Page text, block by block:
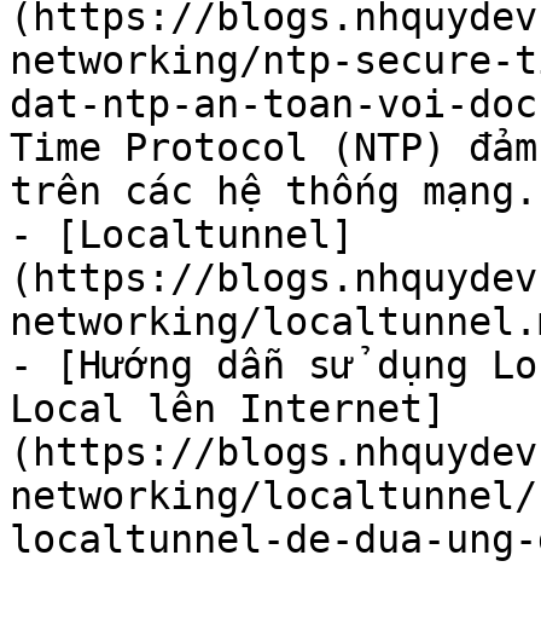
(https://
networking/ntp-secure-
dat-ntp-an-toan-voi-
Time Protocol (NTP)
trên các hệ thống mạng.
- [Localtunnel]
(https://
networking/
- [Hướng dẫn sử dụng
Local lên Internet]
(https://
networking/localtunnel/